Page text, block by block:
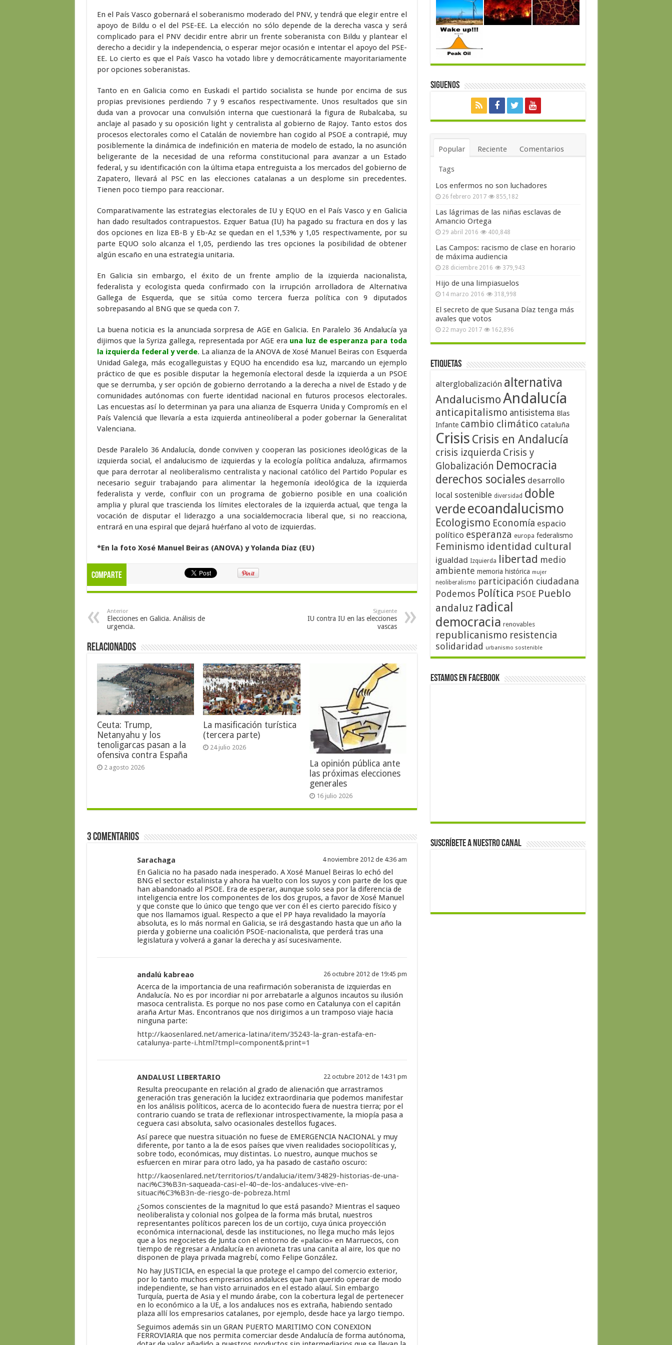
En el País Vasco gobernará el soberanismo moderado del PNV, y tendrá que elegir entre el
apoyo de Bildu o el del PSE-EE. La elección no sólo depende de la derecha vasca y será
complicado para el PNV decidir entre abrir un frente soberanista con Bildu y plantear el
derecho a decidir y la independencia, o esperar mejor ocasión e intentar el apoyo del PSE-
EE. Lo cierto es que el País Vasco ha votado libre y democráticamente mayoritariamente
por opciones soberanistas.
Tanto en en Galicia como en Euskadi el partido socialista se hunde por encima de sus
propias previsiones perdiendo 7 y 9 escaños respectivamente. Unos resultados que sin
duda van a provocar una convulsión interna que cuestionará la figura de Rubalcaba, su
anclaje al pasado y su oposición light y centralista al gobierno de Rajoy. Tanto estos dos
procesos electorales como el Catalán de noviembre han cogido al PSOE a contrapié, muy
posiblemente la dinámica de indefinición en materia de modelo de estado, la no asunción
beligerante de la necesidad de una reforma constitucional para avanzar a un Estado
federal, y su identificación con la última etapa entreguista a los mercados del gobierno de
Zapatero, llevará al PSC en las elecciones catalanas a un desplome sin precedentes.
Tienen poco tiempo para reaccionar.
Comparativamente las estrategias electorales de IU y EQUO en el País Vasco y en Galicia
han dado resultados contrapuestos. Ezquer Batua (IU) ha pagado su fractura en dos y las
dos opciones en liza EB-B y Eb-Az se quedan en el 1,53% y 1,05 respectivamente, por su
parte EQUO solo alcanza el 1,05, perdiendo las tres opciones la posibilidad de obtener
algún escaño en una estrategia unitaria.
En Galicia sin embargo, el éxito de un frente amplio de la izquierda nacionalista,
federalista y ecologista queda confirmado con la irrupción arrolladora de Alternativa
Gallega de Esquerda, que se sitúa como tercera fuerza política con 9 diputados
sobrepasando al BNG que se queda con 7.
La buena noticia es la anunciada sorpresa de AGE en Galicia. En Paralelo 36 Andalucía ya
dijimos que la Syriza gallega, representada por AGE era una luz de esperanza para toda
la izquierda federal y verde. La alianza de la ANOVA de Xosé Manuel Beiras con Esquerda
Unidad Galega, más ecogalleguistas y EQUO ha encendido esa luz, marcando un ejemplo
práctico de que es posible disputar la hegemonía electoral desde la izquierda a un PSOE
que se derrumba, y ser opción de gobierno derrotando a la derecha a nivel de Estado y de
comunidades autónomas con fuerte identidad nacional en futuros procesos electorales.
Las encuestas así lo determinan ya para una alianza de Esquerra Unida y Compromís en el
País Valenciá que llevaría a esta izquierda antineoliberal a poder gobernar la Generalitat
Valenciana.
Desde Paralelo 36 Andalucía, donde conviven y cooperan las posiciones ideológicas de la
izquierda social, el andalucismo de izquierdas y la ecología política andaluza, afirmamos
que para derrotar al neoliberalismo centralista y nacional católico del Partido Popular es
necesario seguir trabajando para alimentar la hegemonía ideológica de la izquierda
federalista y verde, confluir con un programa de gobierno posible en una coalición
amplia y plural que trascienda los límites electorales de la izquierda actual, que tenga la
vocación de disputar el liderazgo a una socialdemocracia liberal que, si no reacciona,
entrará en una espiral que dejará huérfano al voto de izquierdas.
*En la foto Xosé Manuel Beiras (ANOVA) y Yolanda Díaz (EU)
Comparte
Anterior
Elecciones en Galicia. Análisis de
urgencia.
Siguiente
IU contra IU en las elecciones
vascas
Relacionados
Ceuta: Trump,
Netanyahu y los
tenoligarcas pasan a la
ofensiva contra España
2 agosto 2026
La masificación turística
(tercera parte)
24 julio 2026
La opinión pública ante
las próximas elecciones
generales
16 julio 2026
3 Comentarios
Sarachaga 4 noviembre 2012 de 4:36 am
En Galicia no ha pasado nada inesperado. A Xosé Manuel Beiras lo echó del
BNG el sector estalinista y ahora ha vuelto con los suyos y con parte de los que
han abandonado al PSOE. Era de esperar, aunque solo sea por la diferencia de
inteligencia entre los componentes de los dos grupos, a favor de Xosé Manuel
y que conste que lo único que tengo que ver con él es cierto parecido físico y
que nos llamamos igual. Respecto a que el PP haya revalidado la mayoría
absoluta, es lo más normal en Galicia, se irá desgastando hasta que un año la
pierda y gobierne una coalición PSOE-nacionalista, que perderá tras una
legislatura y volverá a ganar la derecha y así sucesivamente.
andalú kabreao 26 octubre 2012 de 19:45 pm
Acerca de la importancia de una reafirmación soberanista de izquierdas en
Andalucía. No es por incordiar ni por arrebatarle a algunos incautos su ilusión
masoca centralista. Es porque no nos pase como en Catalunya con el capitán
araña Artur Mas. Encontranos que nos dirigimos a un tramposo viaje hacia
ninguna parte:
http://kaosenlared.net/america-latina/item/35243-la-gran-estafa-en-
catalunya-parte-i.html?tmpl=component&print=1
ANDALUSI LIBERTARIO 22 octubre 2012 de 14:31 pm
Resulta preocupante en relación al grado de alienación que arrastramos
generación tras generación la lucidez extraordinaria que podemos manifestar
en los análisis políticos, acerca de lo acontecido fuera de nuestra tierra; por el
contrario cuando se trata de reflexionar introspectivamente, la miopía pasa a
ceguera casi absoluta, salvo ocasionales destellos fugaces.
Así parece que nuestra situación no fuese de EMERGENCIA NACIONAL y muy
diferente, por tanto a la de esos países que viven realidades sociopolíticas y,
sobre todo, económicas, muy distintas. Lo nuestro, aunque muchos se
esfuercen en mirar para otro lado, ya ha pasado de castaño oscuro:
http://kaosenlared.net/territorios/t/andalucia/item/34829-historias-de-una-
naci%C3%B3n-saqueada-casi-el-40–de-los-andaluces-vive-en-
situaci%C3%B3n-de-riesgo-de-pobreza.html
¿Somos conscientes de la magnitud lo que está pasando? Mientras el saqueo
neoliberalista y colonial nos golpea de la forma más brutal, nuestros
representantes políticos parecen los de un cortijo, cuya única proyección
económica internacional, desde las instituciones, no llega mucho más lejos
que a los negocietes de Junta con el entorno de «palacio» en Marruecos, con
tiempo de regresar a Andalucía en avioneta tras una canita al aire, los que no
disponen de playa privada magrebí, como Felipe González.
No hay JUSTICIA, en especial la que protege el campo del comercio exterior,
por lo tanto muchos empresarios andaluces que han querido operar de modo
independiente, se han visto arruinados en el estado alauí. Sin embargo
Turquía, puerta de Asia y el mundo árabe, con la cobertura legal de pertenecer
en lo económico a la UE, a los andaluces nos es extraña, habiendo sentado
plaza allí los empresarios catalanes, por ejemplo, desde hace ya largo tiempo.
Seguimos además sin un GRAN PUERTO MARITIMO CON CONEXION
FERROVIARIA que nos permita comerciar desde Andalucía de forma autónoma,
Siguenos
Popular Reciente Comentarios
Tags
Los enfermos no son luchadores
26 febrero 2017 855,182
Las lágrimas de las niñas esclavas de
Amancio Ortega
29 abril 2016 400,848
Las Campos: racismo de clase en horario
de máxima audiencia
28 diciembre 2016 379,943
Hijo de una limpiasuelos
14 marzo 2016 318,998
El secreto de que Susana Díaz tenga más
avales que votos
22 mayo 2017 162,896
Etiquetas
alterglobalización alternativa
AndalucismoAndalucía
anticapitalismo antisistema Blas
Infante cambio climático cataluña
Crisis Crisis en Andalucía
crisis izquierda Crisis y
Globalización Democracia
derechos sociales desarrollo
local sostenible diversidad doble
verdeecoandalucismo
Ecologismo Economía espacio
político esperanza europa federalismo
Feminismo identidad cultural
igualdad Izquierda libertad medio
ambiente memoria histórica mujer
neoliberalismo participación ciudadana
Podemos Política PSOE Pueblo
andaluz radical
democracia renovables
republicanismo resistencia
solidaridad urbanismo sostenible
Estamos en Facebook
Suscríbete a nuestro canal